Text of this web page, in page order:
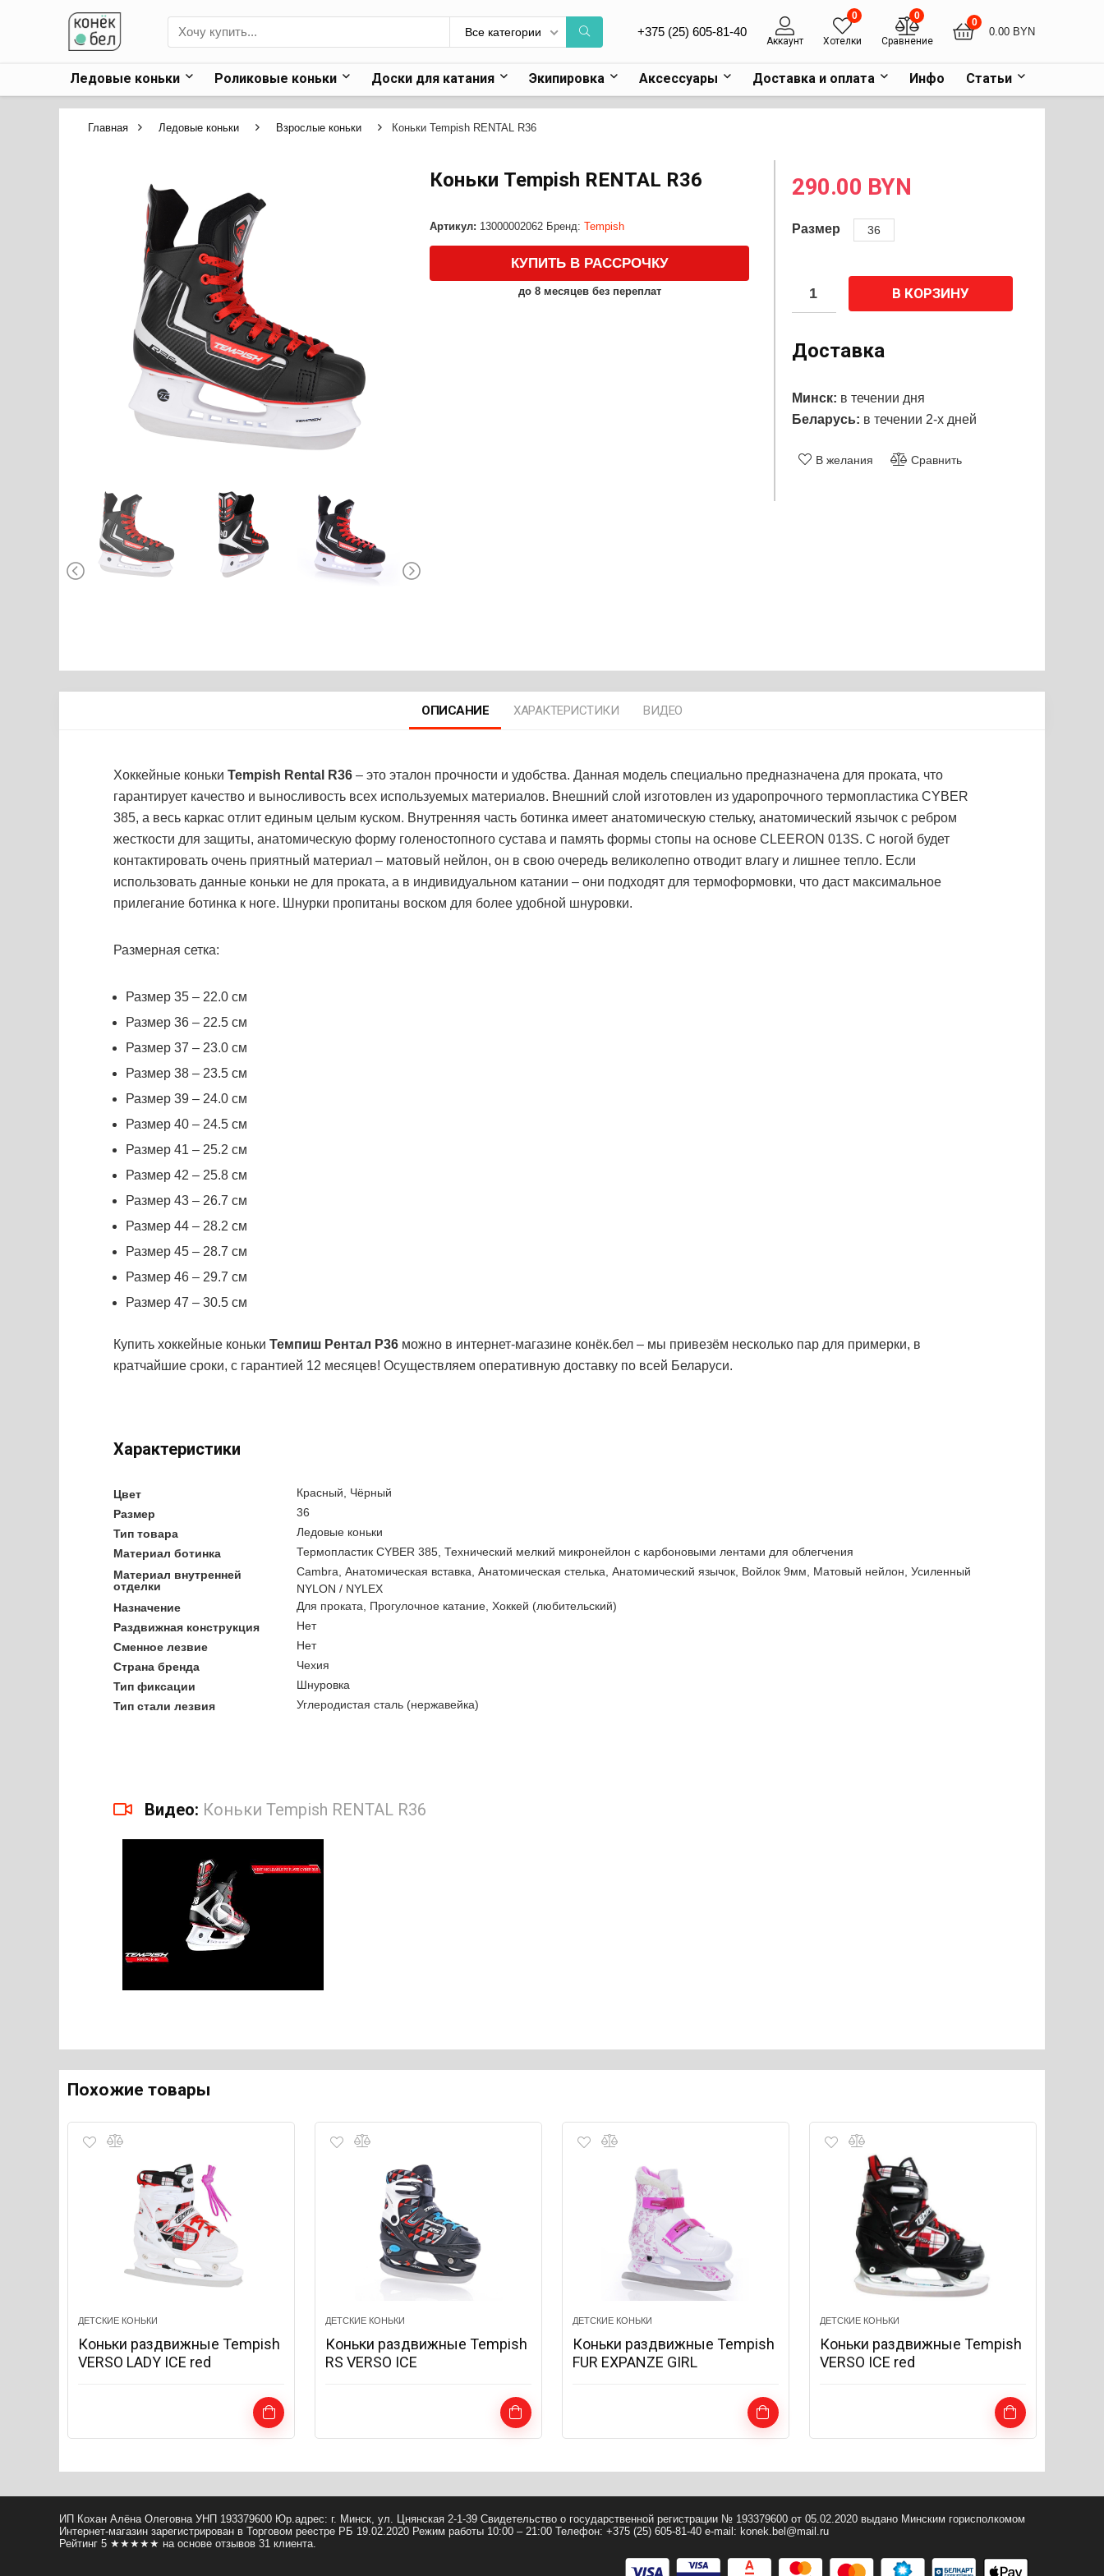
Все категории +375 (25) 605-81-40
Аккаунт
0
Хотелки
0
Сравнение
0
0.00 BYN
Ледовые коньки Роликовые коньки Доски для катания Экипировка Аксессуары Доставка и оплата Инфо Статьи
Главная Ледовые коньки Взрослые коньки Коньки Tempish RENTAL R36
Коньки Tempish RENTAL R36
Артикул: 13000002062 Бренд:Tempish
КУПИТЬ В РАССРОЧКУ
до 8 месяцев без переплат
290.00 BYN
Размер 36
В КОРЗИНУ
Доставка
Минск: в течении дня
Беларусь: в течении 2-х дней
В желания Сравнить
ОПИСАНИЕ ХАРАКТЕРИСТИКИ ВИДЕО
Хоккейные коньки Tempish Rental R36 – это эталон прочности и удобства. Данная модель специально предназначена для проката, что
гарантирует качество и выносливость всех используемых материалов. Внешний слой изготовлен из ударопрочного термопластика CYBER
385, а весь каркас отлит единым целым куском. Внутренняя часть ботинка имеет анатомическую стельку, анатомический язычок с ребром
жесткости для защиты, анатомическую форму голеностопного сустава и память формы стопы на основе CLEERON 013S. С ногой будет
контактировать очень приятный материал – матовый нейлон, он в свою очередь великолепно отводит влагу и лишнее тепло. Если
использовать данные коньки не для проката, а в индивидуальном катании – они подходят для термоформовки, что даст максимальное
прилегание ботинка к ноге. Шнурки пропитаны воском для более удобной шнуровки.
Размерная сетка:
Размер 35 – 22.0 см
Размер 36 – 22.5 см
Размер 37 – 23.0 см
Размер 38 – 23.5 см
Размер 39 – 24.0 см
Размер 40 – 24.5 см
Размер 41 – 25.2 см
Размер 42 – 25.8 см
Размер 43 – 26.7 см
Размер 44 – 28.2 см
Размер 45 – 28.7 см
Размер 46 – 29.7 см
Размер 47 – 30.5 см
Купить хоккейные коньки Темпиш Рентал Р36 можно в интернет-магазине конёк.бел – мы привезём несколько пар для примерки, в
кратчайшие сроки, с гарантией 12 месяцев! Осуществляем оперативную доставку по всей Беларуси.
Характеристики
Цвет
Красный, Чёрный
Размер
36
Тип товара
Ледовые коньки
Материал ботинка
Термопластик CYBER 385, Технический мелкий микронейлон с карбоновыми лентами для облегчения
Материал внутренней
отделки
Cambra, Анатомическая вставка, Анатомическая стелька, Анатомический язычок, Войлок 9мм, Матовый нейлон, Усиленный
NYLON / NYLEX
Назначение
Для проката, Прогулочное катание, Хоккей (любительский)
Раздвижная конструкция
Нет
Сменное лезвие
Нет
Страна бренда
Чехия
Тип фиксации
Шнуровка
Тип стали лезвия
Углеродистая сталь (нержавейка)
Видео: Коньки Tempish RENTAL R36
Похожие товары
ДЕТСКИЕ КОНЬКИ
Коньки раздвижные Tempish
VERSO LADY ICE red
ДЕТСКИЕ КОНЬКИ
Коньки раздвижные Tempish
RS VERSO ICE
ДЕТСКИЕ КОНЬКИ
Коньки раздвижные Tempish
FUR EXPANZE GIRL
ДЕТСКИЕ КОНЬКИ
Коньки раздвижные Tempish
VERSO ICE red
ИП Кохан Алёна Олеговна УНП 193379600 Юр.адрес: г. Минск, ул. Цнянская 2-1-39 Свидетельство о государственной регистрации № 193379600 от 05.02.2020 выдано Минским горисполкомом
Интернет-магазин зарегистрирован в Торговом реестре РБ 19.02.2020 Режим работы 10:00 – 21:00 Телефон: +375 (25) 605-81-40 e-mail: konek.bel@mail.ru
Рейтинг 5 ★★★★★ на основе отзывов 31 клиента.